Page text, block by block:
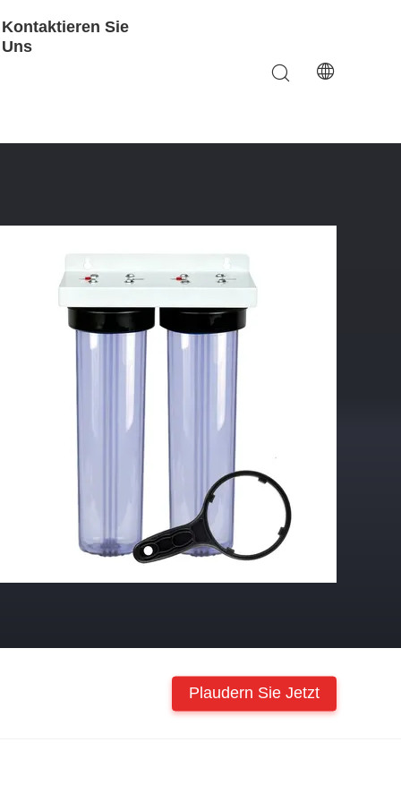
Kontaktieren Sie
Uns
Plaudern Sie Jetzt